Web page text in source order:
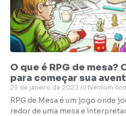
O que é RPG de
para começar sua
25 de janeiro de 2023 Nenhum
RPG de Mesa é um jogo onde
redor de uma mesa e